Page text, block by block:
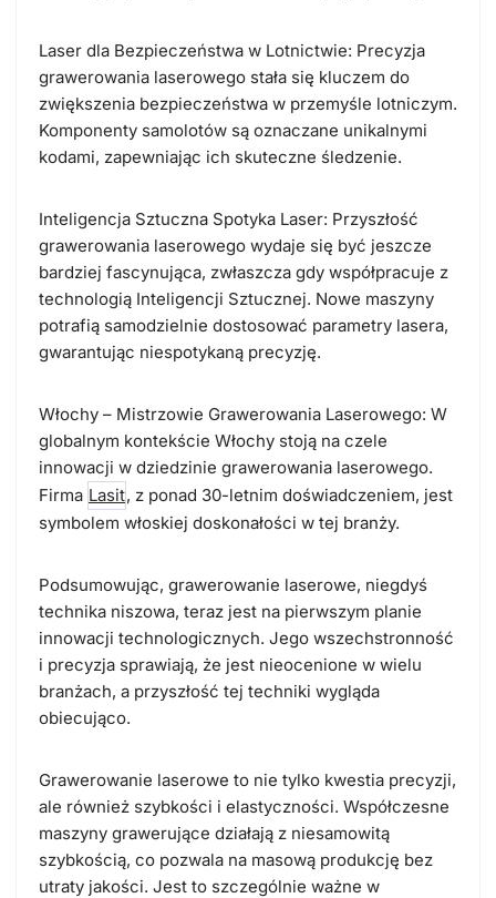
Laser dla Bezpieczeństwa w Lotnictwie: Precyzja
grawerowania laserowego stała się kluczem do
zwiększenia bezpieczeństwa w przemyśle lotniczym.
Komponenty samolotów są oznaczane unikalnymi
kodami, zapewniając ich skuteczne śledzenie.
Inteligencja Sztuczna Spotyka Laser: Przyszłość
grawerowania laserowego wydaje się być jeszcze
bardziej fascynująca, zwłaszcza gdy współpracuje z
technologią Inteligencji Sztucznej. Nowe maszyny
potrafią samodzielnie dostosować parametry lasera,
gwarantując niespotykaną precyzję.
Włochy – Mistrzowie Grawerowania Laserowego: W
globalnym kontekście Włochy stoją na czele
innowacji w dziedzinie grawerowania laserowego.
Firma Lasit, z ponad 30-letnim doświadczeniem, jest
symbolem włoskiej doskonałości w tej branży.
Podsumowując, grawerowanie laserowe, niegdyś
technika niszowa, teraz jest na pierwszym planie
innowacji technologicznych. Jego wszechstronność
i precyzja sprawiają, że jest nieocenione w wielu
branżach, a przyszłość tej techniki wygląda
obiecująco.
Grawerowanie laserowe to nie tylko kwestia precyzji,
ale również szybkości i elastyczności. Współczesne
maszyny grawerujące działają z niesamowitą
szybkością, co pozwala na masową produkcję bez
utraty jakości. Jest to szczególnie ważne w